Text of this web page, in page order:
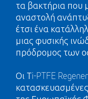
τα βακτήρια που
αναστολή
έτσι ένα
μιας φυσικής
πρόδρομος των
Οι Τi-PTFE